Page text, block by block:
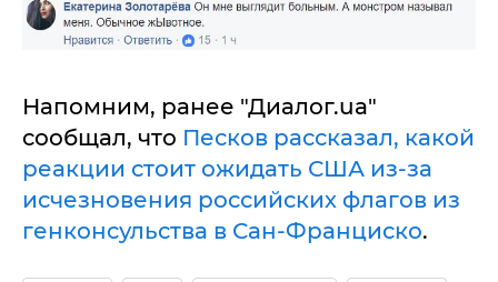
Напомним, ранее "Диалог.ua"
сообщал, что Песков рассказал, какой
реакции стоит ожидать США из-за
исчезновения российских флагов из
генконсульства в Сан-Франциско.